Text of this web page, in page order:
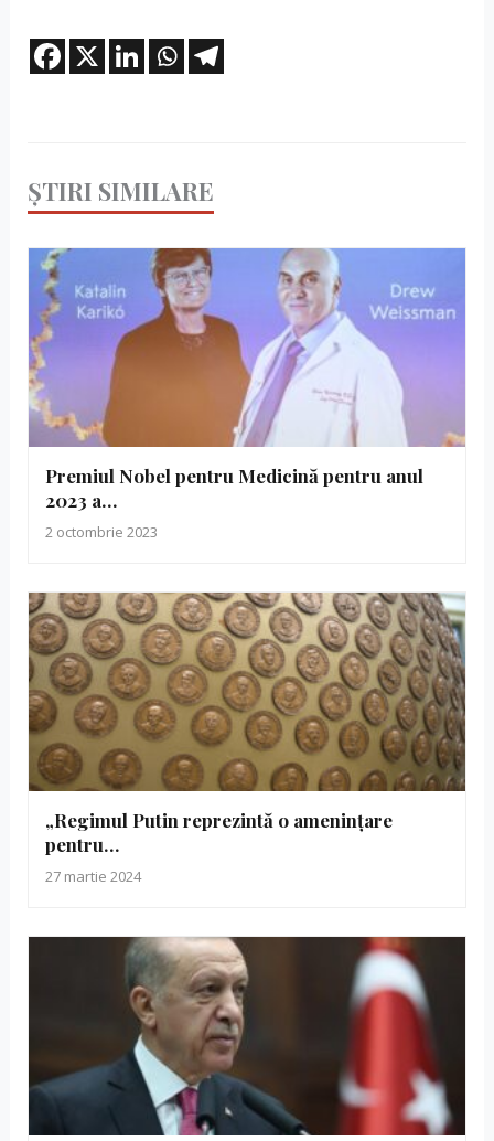
ȘTIRI SIMILARE
Premiul Nobel pentru Medicină pentru anul
2023 a…
2 octombrie 2023
„Regimul Putin reprezintă o amenințare
pentru…
27 martie 2024